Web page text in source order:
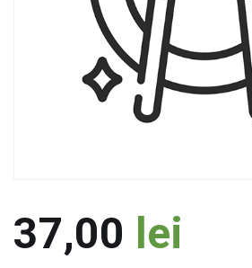
37,00 lei